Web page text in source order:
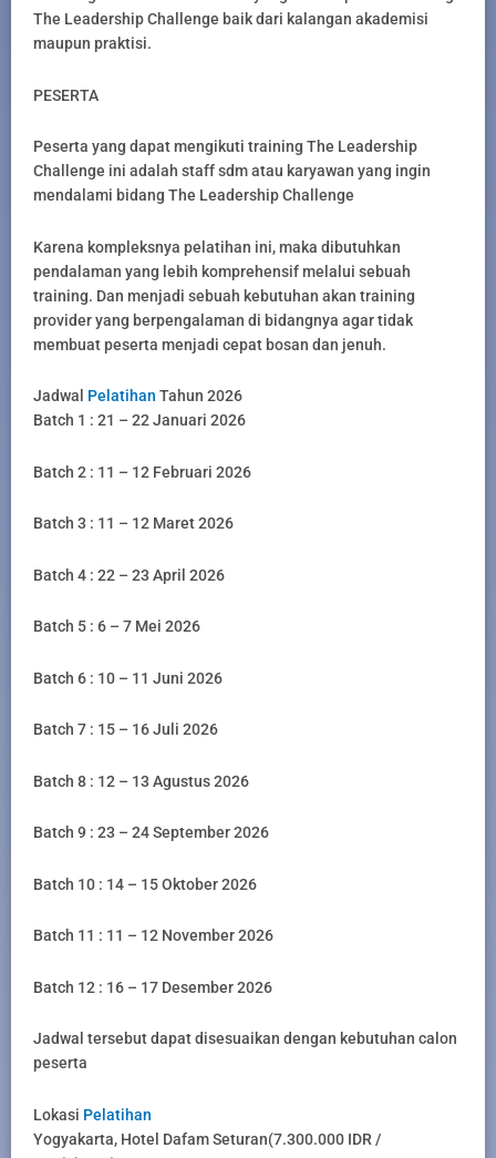
The Leadership Challenge baik dari kalangan akademisi
maupun praktisi.
PESERTA
Peserta yang dapat mengikuti training The Leadership
Challenge ini adalah staff sdm atau karyawan yang ingin
mendalami bidang The Leadership Challenge
Karena kompleksnya pelatihan ini, maka dibutuhkan
pendalaman yang lebih komprehensif melalui sebuah
training. Dan menjadi sebuah kebutuhan akan training
provider yang berpengalaman di bidangnya agar tidak
membuat peserta menjadi cepat bosan dan jenuh.
Jadwal Pelatihan Tahun 2026
Batch 1 : 21 – 22 Januari 2026
Batch 2 : 11 – 12 Februari 2026
Batch 3 : 11 – 12 Maret 2026
Batch 4 : 22 – 23 April 2026
Batch 5 : 6 – 7 Mei 2026
Batch 6 : 10 – 11 Juni 2026
Batch 7 : 15 – 16 Juli 2026
Batch 8 : 12 – 13 Agustus 2026
Batch 9 : 23 – 24 September 2026
Batch 10 : 14 – 15 Oktober 2026
Batch 11 : 11 – 12 November 2026
Batch 12 : 16 – 17 Desember 2026
Jadwal tersebut dapat disesuaikan dengan kebutuhan calon
peserta
Lokasi Pelatihan
Yogyakarta, Hotel Dafam Seturan(7.300.000 IDR /